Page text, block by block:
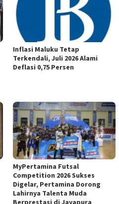
Inflasi Maluku Tetap
Terkendali, Juli 2026 Alami
Deflasi 0,75 Persen
MyPertamina Futsal
Competition 2026 Sukses
Digelar, Pertamina Dorong
Lahirnya Talenta Muda
Berprestasi di Jayapura